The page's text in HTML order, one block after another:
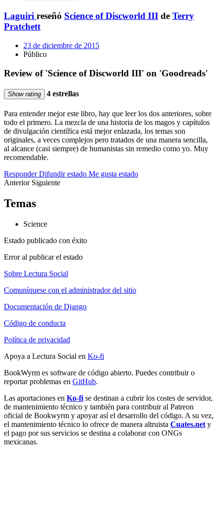
Laguiri reseñó Science of Discworld III de Terry
Pratchett
23 de diciembre de 2015
Público
Review of 'Science of Discworld III' on 'Goodreads'
Show rating 4 estrellas
Para entender mejor este libro, hay que leer los dos anteriores, sobre
todo el primero. La mezcla de una historia de los magos y capítulos
de divulgación científica está mejor enlazada, los temas son
originales, a veces complejos pero tratados de una manera sencilla,
al alcance (casi siempre) de humanistas sin remedio como yo. Muy
recomendable.
Responder Difundir estado Me gusta estado
Anterior Siguiente
Temas
Science
Estado publicado con éxito
Error al publicar el estado
Sobre Lectura Social
Comuníquese con el administrador del sitio
Documentación de Django
Código de conducta
Política de privacidad
Apoya a Lectura Social en Ko-fi
BookWyrm es software de código abierto. Puedes contribuir o
reportar problemas en GitHub.
Las aportaciones en Ko-fi se destinan a cubrir los costes de servidor,
de mantenimiento técnico y también para contribuir al Patreon
oficial de Bookwyrm y apoyar así el desarrollo del código. A su vez,
el mantenimiento técnico lo ofrece de manera altruista Cuates.net y
el pago por sus servicios se destina a colaborar con ONGs
mexicanas.